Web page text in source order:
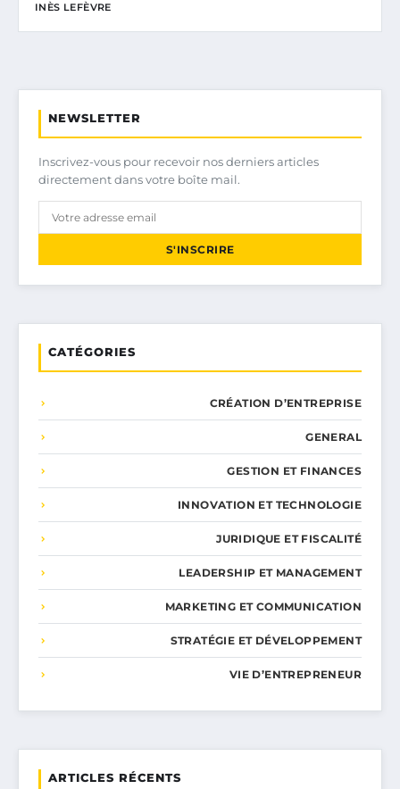
INÈS LEFÈVRE
NEWSLETTER
Inscrivez-vous pour recevoir nos derniers articles
directement dans votre boîte mail.
S'INSCRIRE
CATÉGORIES
CRÉATION D’ENTREPRISE
GENERAL
GESTION ET FINANCES
INNOVATION ET TECHNOLOGIE
JURIDIQUE ET FISCALITÉ
LEADERSHIP ET MANAGEMENT
MARKETING ET COMMUNICATION
STRATÉGIE ET DÉVELOPPEMENT
VIE D’ENTREPRENEUR
ARTICLES RÉCENTS